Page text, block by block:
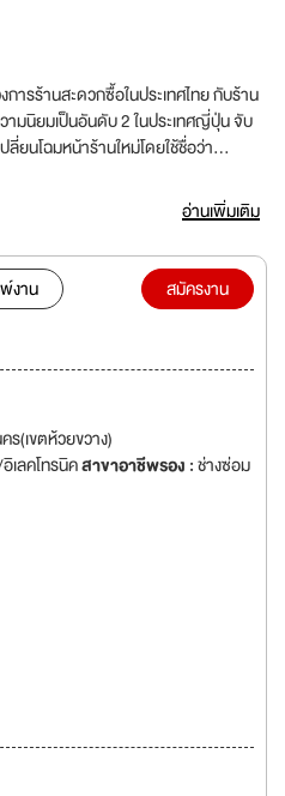
ารร้านสะดวกซื้อในประเทศไทย กับร้าน
มนิยมเป็นอันดับ 2 ในประเทศญี่ปุ่น จับ
ยนโฉมหน้าร้านใหม่โดยใช้ชื่อว่า
ำกัด) ตั้งอยู่ที่ถนนเพชรบุรีตัดใหม่ ร้านนี้
อ่านเพิ่มเติม
งาน
สมัครงาน
ร(เขตห้วยขวาง)
เลคโทรนิคสาขาอาชีพรอง :ช่างซ่อม